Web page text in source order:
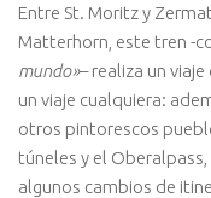
Entre St. Moritz y
Matterhorn, este tren -
mundo»– realiza un
un viaje cualquiera:
otros pintorescos
túneles y el
algunos cambios de